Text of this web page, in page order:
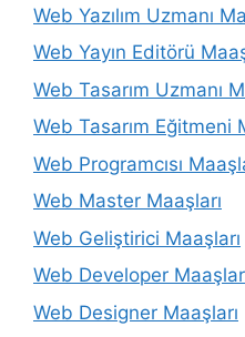
Web Yazılım Uzmanı
Web Yayın Editörü
Web Tasarım Uzmanı
Web Tasarım Eğitmeni
Web Programcısı
Web Master Maaşları
Web Geliştirici Maaşları
Web Developer
Web Designer Maaşları